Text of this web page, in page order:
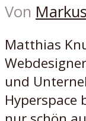
Von
Matthias
und
Hyperspace